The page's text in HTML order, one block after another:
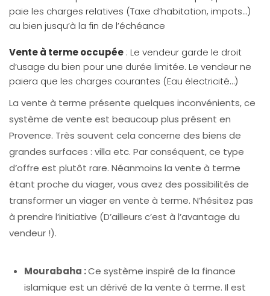
paie les charges relatives (Taxe d’habitation, impots…)
au bien jusqu’à la fin de l’échéance
Vente à terme occupée : Le vendeur garde le droit
d’usage du bien pour une durée limitée. Le vendeur ne
paiera que les charges courantes (Eau électricité…)
La vente à terme présente quelques inconvénients, ce
système de vente est beaucoup plus présent en
Provence. Très souvent cela concerne des biens de
grandes surfaces : villa etc. Par conséquent, ce type
d’offre est plutôt rare. Néanmoins la vente à terme
étant proche du viager, vous avez des possibilités de
transformer un viager en vente à terme. N’hésitez pas
à prendre l’initiative (D’ailleurs c’est à l’avantage du
vendeur !).
Mourabaha :Ce système inspiré de la finance
islamique est un dérivé de la vente à terme. Il est